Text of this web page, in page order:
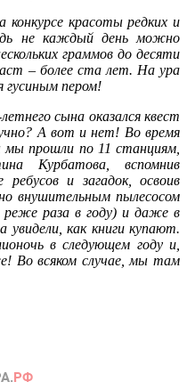
красоты редких и
не каждый день можно
граммов до десяти
– более ста лет. На ура
гусиным пером!
сына оказался квест
А вот и нет! Во время
мы прошли по 11 станциям,
Курбатова, вспомнив
и загадок, освоив
внушительным пылесосом
реже раза в году) и даже в
увидели, как книги купают.
в следующем году и,
Во всяком случае, мы там